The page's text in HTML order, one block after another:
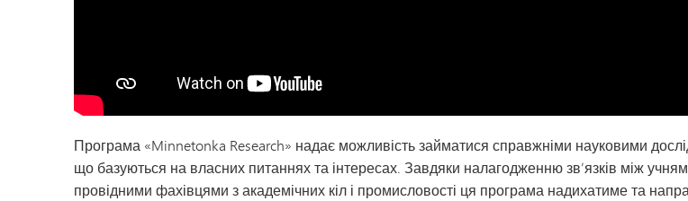
Програма «Minnetonka Research» надає можливість займатися справжніми науковими
що базуються на власних питаннях та інтересах. Завдяки налагодженню зв’язків між
провідними фахівцями з академічних кіл і промисловості ця програма надихатиме та